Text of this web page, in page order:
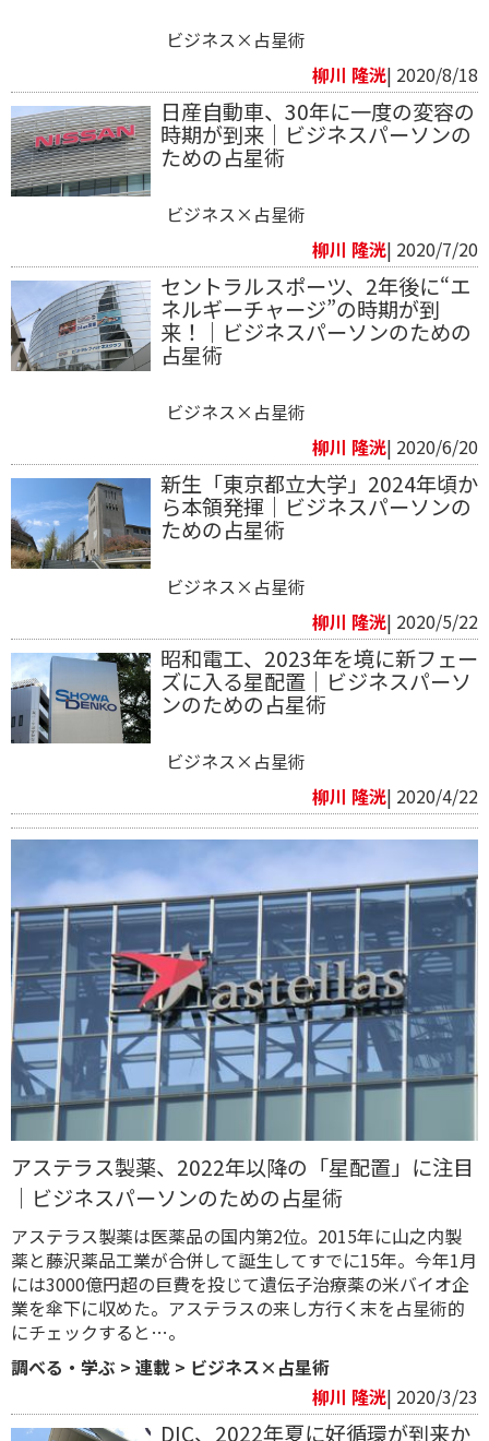
ビジネス×占星術
柳川 隆洸| 2020/8/18
日産自動車、30年に一度の変容の
時期が到来｜ビジネスパーソンの
ための占星術
ビジネス×占星術
柳川 隆洸| 2020/7/20
セントラルスポーツ、2年後に“エ
ネルギーチャージ”の時期が到
来！｜ビジネスパーソンのための
占星術
ビジネス×占星術
柳川 隆洸| 2020/6/20
新生「東京都立大学」2024年頃か
ら本領発揮｜ビジネスパーソンの
ための占星術
ビジネス×占星術
柳川 隆洸| 2020/5/22
昭和電工、2023年を境に新フェー
ズに入る星配置｜ビジネスパーソ
ンのための占星術
ビジネス×占星術
柳川 隆洸| 2020/4/22
アステラス製薬、2022年以降の「星配置」に注目
｜ビジネスパーソンのための占星術
アステラス製薬は医薬品の国内第2位。2015年に山之内製
薬と藤沢薬品工業が合併して誕生してすでに15年。今年1月
には3000億円超の巨費を投じて遺伝子治療薬の米バイオ企
業を傘下に収めた。アステラスの来し方行く末を占星術的
にチェックすると…。
調べる・学ぶ > 連載 > ビジネス×占星術
柳川 隆洸| 2020/3/23
DIC、2022年夏に好循環が到来か